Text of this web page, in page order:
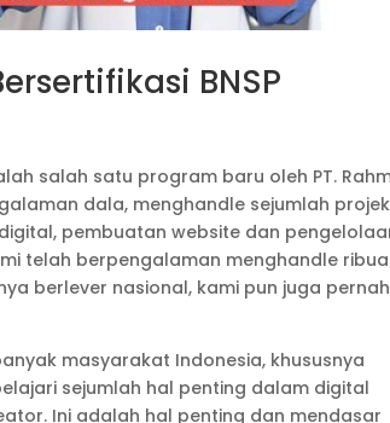
BNSP
salah satu program baru oleh PT.
dala, menghandle sejumlah projek
pembuatan website dan
telah berpengalaman menghandle
berlever nasional, kami pun juga pernah
masyarakat Indonesia, khususnya
sejumlah hal penting dalam digital
Ini adalah hal penting dan mendasar